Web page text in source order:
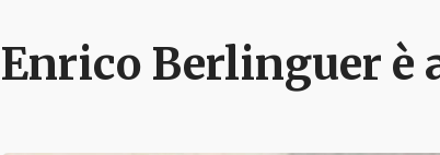
Enrico Berlinguer è